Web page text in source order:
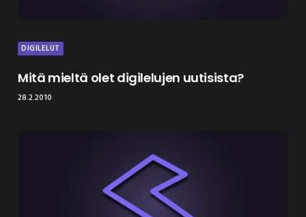
DIGILELUT
Mitä mieltä olet digilelujen uutisista?
28.2.2010